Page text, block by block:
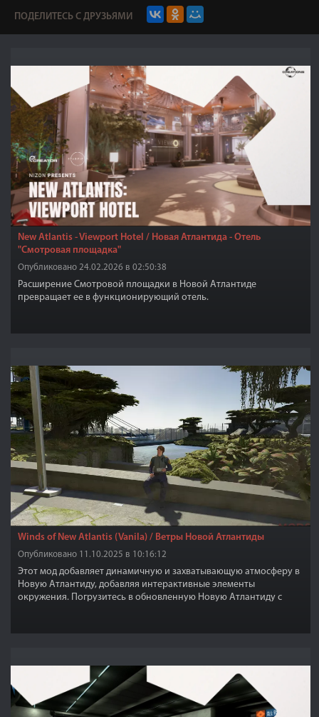
ПОДЕЛИТЕСЬ С ДРУЗЬЯМИ
New Atlantis - Viewport Hotel / Новая Атлантида - Отель
"Смотровая площадка"
Опубликовано 24.02.2026 в 02:50:38
Расширение Смотровой площадки в Новой Атлантиде
превращает ее в функционирующий отель.
Winds of New Atlantis (Vanila) / Ветры Новой Атлантиды
Опубликовано 11.10.2025 в 10:16:12
Этот мод добавляет динамичную и захватывающую атмосферу в
Новую Атлантиду, добавляя интерактивные элементы
окружения. Погрузитесь в обновленную Новую Атлантиду с